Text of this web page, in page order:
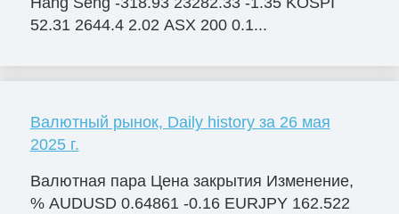
52.31 2644.4 2.02 ASX 200 0.1...
Валютный рынок, Daily history за 26 мая
2025 г.
Валютная пара Цена закрытия Изменение,
% AUDUSD 0.64861 -0.16 EURJPY 162.522